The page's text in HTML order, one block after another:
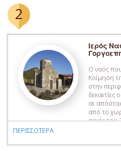
2
Ιερός
Ο ναός
Κοίμηση
στην
δεκαετίες
σε
από το
αρχές του
τμήμα
Απεζανών,
ΠΕΡΙΣΣΟΤΕΡΑ